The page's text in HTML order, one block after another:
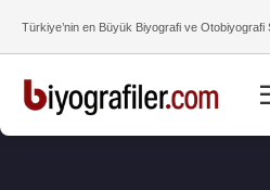
Türkiye’nin en Büyük Biyografi ve Otobiyografi